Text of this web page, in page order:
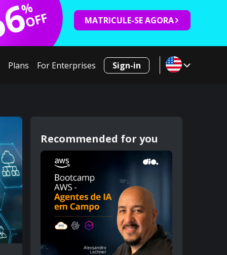
%
OFF MATRICULE-SE AGORA
Plans For Enterprises Sign-in
Recommended for you